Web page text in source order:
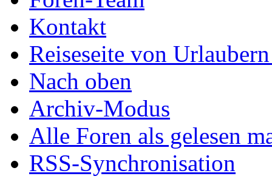
Kontakt
Reiseseite von
Nach oben
Archiv-Modus
Alle Foren als gelesen
RSS-Synchronisation